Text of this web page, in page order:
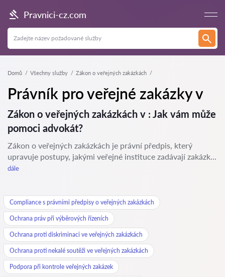
Pravnici-cz.com
Domů Všechny služby Zákon o veřejných zakázkách
Právník pro veřejné zakázky v
Zákon o veřejných zakázkách v : Jak vám může
pomoci advokát?
Zákon o veřejných zakázkách je právní předpis, který
upravuje postupy, jakými veřejné instituce zadávají zakázk...
dále
Compliance s právními předpisy o veřejných zakázkách
Ochrana práv při výběrových řízeních
Ochrana proti diskriminaci ve veřejných zakázkách
Ochrana proti nekalé soutěži ve veřejných zakázkách
Podpora při kontrole veřejných zakázek